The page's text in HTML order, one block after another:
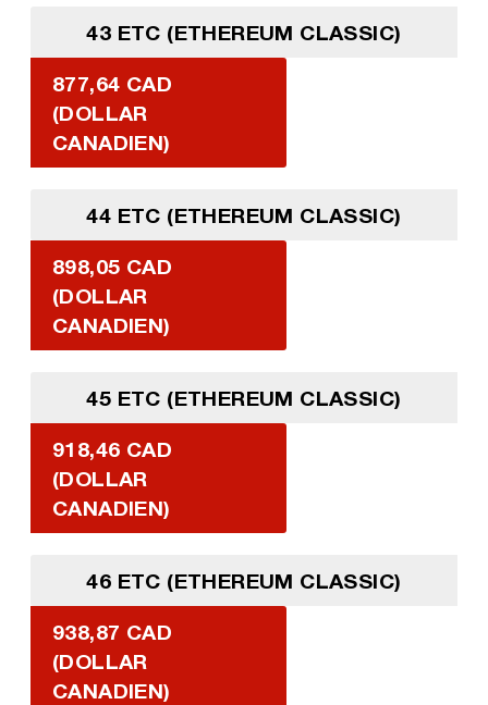
43 ETC (ETHEREUM CLASSIC)
877,64 CAD
(DOLLAR
CANADIEN)
44 ETC (ETHEREUM CLASSIC)
898,05 CAD
(DOLLAR
CANADIEN)
45 ETC (ETHEREUM CLASSIC)
918,46 CAD
(DOLLAR
CANADIEN)
46 ETC (ETHEREUM CLASSIC)
938,87 CAD
(DOLLAR
CANADIEN)